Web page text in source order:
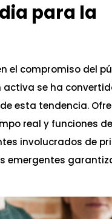
para la
el compromiso del
activa se ha
esta tendencia.
real y funciones de
involucrados de
emergentes